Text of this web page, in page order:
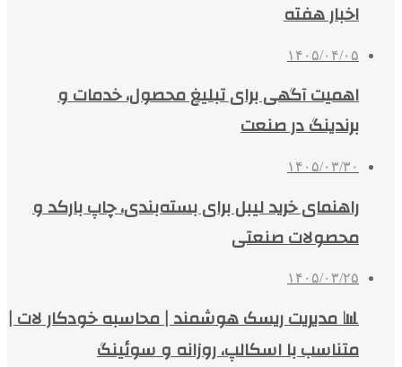
اخبار هفته
۱۴۰۵/۰۴/۰۵
اهمیت آگهی برای تبلیغ محصول، خدمات و
برندینگ در صنعت
۱۴۰۵/۰۳/۳۰
راهنمای خرید لیبل برای بسته‌بندی، چاپ بارکد و
محصولات صنعتی
۱۴۰۵/۰۳/۲۵
📊 مدیریت ریسک هوشمند | محاسبه خودکار لات |
متناسب با اسکالپ، روزانه و سوئینگ